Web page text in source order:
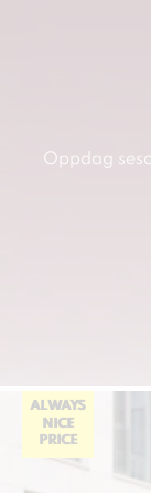
Oppdag
ALWAYS
NICE
PRICE